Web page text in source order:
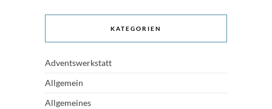
KATEGORIEN
Adventswerkstatt
Allgemein
Allgemeines